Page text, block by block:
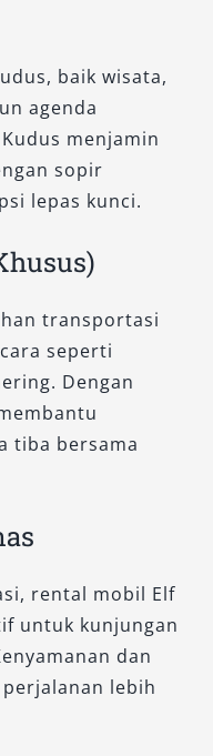
baik wisata,
agenda
menjamin
sopir
lepas kunci.
transportasi
seperti
Dengan
tiba bersama
rental mobil Elf
untuk kunjungan
dan
lebih